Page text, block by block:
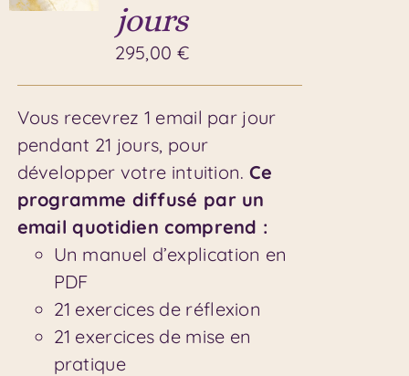
jours
295,00 €
Vous recevrez 1 email par jour
pendant 21 jours, pour
développer votre intuition. Ce
programme diffusé par un
email quotidien comprend :
Un manuel d’explication en
PDF
21 exercices de réflexion
21 exercices de mise en
pratique